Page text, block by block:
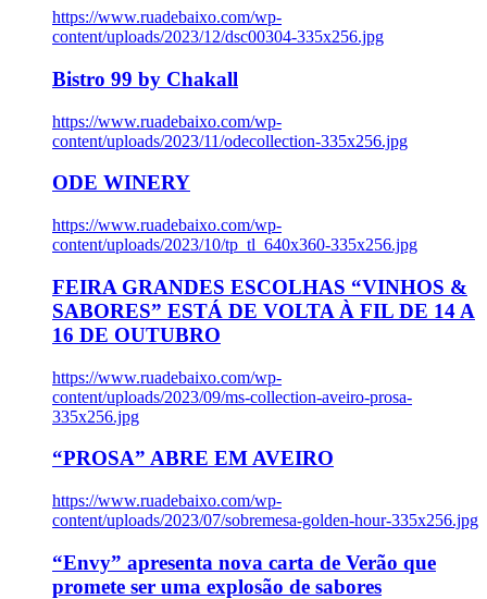
https://www.ruadebaixo.com/wp-
content/uploads/2023/12/dsc00304-335x256.jpg
Bistro 99 by Chakall
https://www.ruadebaixo.com/wp-
content/uploads/2023/11/odecollection-335x256.jpg
ODE WINERY
https://www.ruadebaixo.com/wp-
content/uploads/2023/10/tp_tl_640x360-335x256.jpg
FEIRA GRANDES ESCOLHAS “VINHOS &
SABORES” ESTÁ DE VOLTA À FIL DE 14 A
16 DE OUTUBRO
https://www.ruadebaixo.com/wp-
content/uploads/2023/09/ms-collection-aveiro-prosa-
335x256.jpg
“PROSA” ABRE EM AVEIRO
https://www.ruadebaixo.com/wp-
content/uploads/2023/07/sobremesa-golden-hour-335x256.jpg
“Envy” apresenta nova carta de Verão que
promete ser uma explosão de sabores